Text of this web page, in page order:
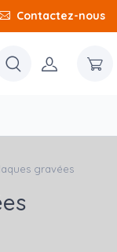
Contactez-nous
gravées